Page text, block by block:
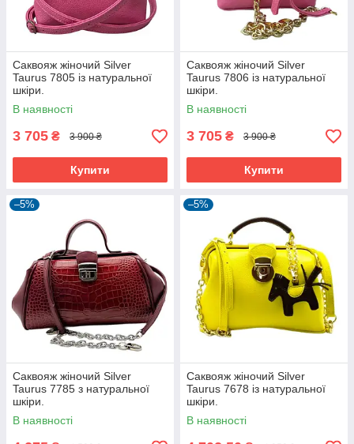
Саквояж жіночий Silver
Taurus 7805 із натуральної
шкіри.
В наявності
3 705 ₴ 3 900 ₴
Купити
Саквояж жіночий Silver
Taurus 7806 із натуральної
шкіри.
В наявності
3 705 ₴ 3 900 ₴
Купити
–5%
Саквояж жіночий Silver
Taurus 7785 з натуральної
шкіри.
В наявності
–5%
Саквояж жіночий Silver
Taurus 7678 із натуральної
шкіри.
В наявності